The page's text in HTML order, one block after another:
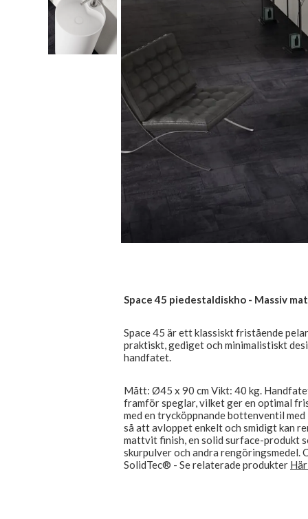
Space 45 piedestaldiskho - Massiv
Space 45 är ett klassiskt fristående
praktiskt, gediget och minimalistiskt
handfatet.
Mått: Ø45 x 90 cm Vikt: 40 kg.
framför speglar, vilket ger en optimal
med en trycköppnande bottenventil
så att avloppet enkelt och smidigt kan
mattvit finish, en solid surface-produkt
skurpulver och andra
SolidTec® - Se relaterade produkter